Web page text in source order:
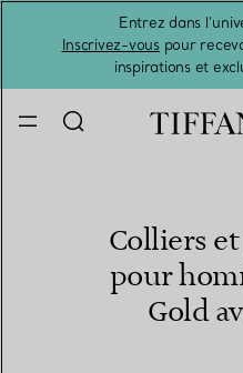
Entrez dans
Inscrivez-vouspour
inspirations et
Colliers
pour
Gold